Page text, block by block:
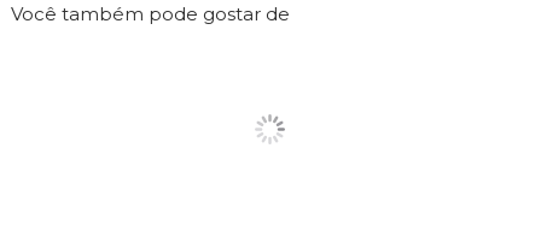
Você também pode gostar de